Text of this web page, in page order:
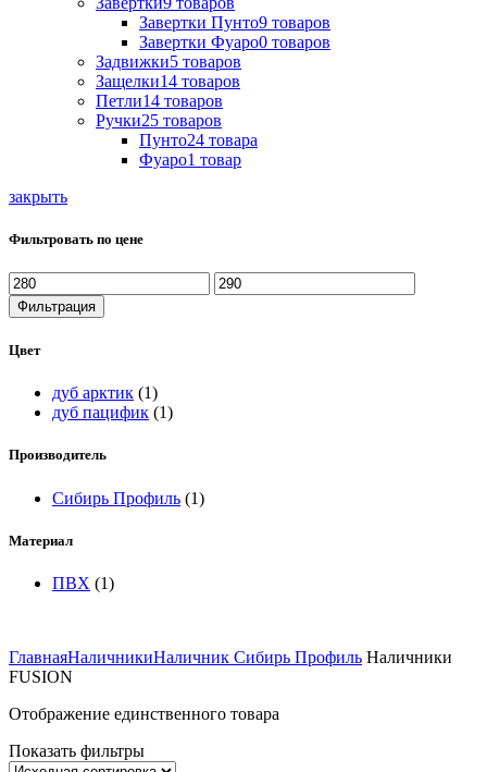
Завертки Пунто9 товаров
Завертки Фуаро0 товаров
Задвижки5 товаров
Защелки14 товаров
Петли14 товаров
Ручки25 товаров
Пунто24 товара
Фуаро1 товар
закрыть
Фильтровать по цене
Минимальная
цена
Максимальная
цена
Фильтрация
Цвет
дуб арктик (1)
дуб пацифик (1)
Производитель
Сибирь Профиль (1)
Материал
ПВХ (1)
ГлавнаяНаличникиНаличник Сибирь Профиль Наличники
FUSION
Отображение единственного товара
Показать фильтры